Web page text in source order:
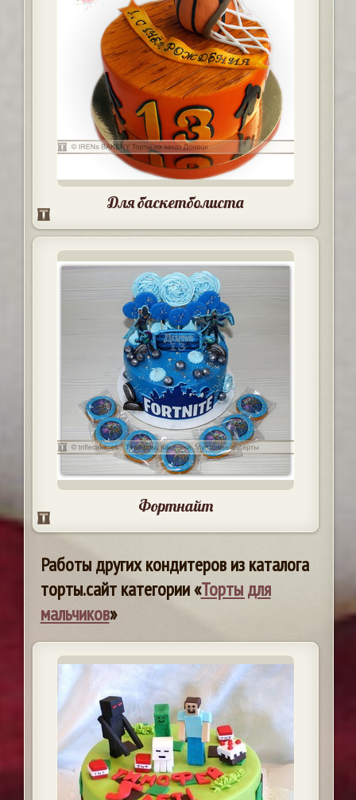
Для баскетболиста
Фортнайт
Работы других кондитеров из каталога
торты.сайт категории «Торты для
мальчиков»